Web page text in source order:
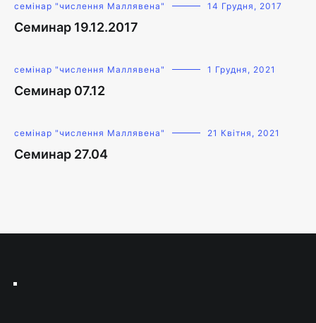
семінар "числення Маллявена" 14 Грудня, 2017
Семинар 19.12.2017
семінар "числення Маллявена" 1 Грудня, 2021
Семинар 07.12
семінар "числення Маллявена" 21 Квітня, 2021
Семинар 27.04